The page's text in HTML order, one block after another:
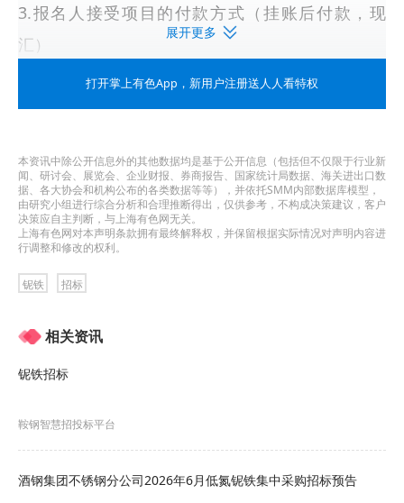
3.报名人接受项目的付款方式（挂账后付款，现
汇）
4.报名人应具有响应相应项目的能力。
5.报名人须为生产商或生产商指定授权的贸易商。
供应商须在上述时间范围内响应预告，登录电子
招投标系统（https://eps.jiugangbid.com/），未
注册供应商需首先完成注册后，点击对应采购预
告“我要报名”，填写相关信息。
2026年5月22日18时29分
五、交流反馈
1.报名人对本预告如有疑问的，可以向采购发布
联系人提出询问。联系人：毛玉兵，联系电话：
18709472500。
展开更多
打开掌上有色App ，新用户注册送人人看特权
本资讯中除公开信息外的其他数据均是基于公开信息（包括但不仅限于行业新
闻、研讨会、展览会、企业财报、券商报告、国家统计局数据、海关进出口数
据、各大协会和机构公布的各类数据等等），并依托SMM内部数据库模型，
由研究小组进行综合分析和合理推断得出，仅供参考，不构成决策建议，客户
决策应自主判断，与上海有色网无关。
上海有色网对本声明条款拥有最终解释权，并保留根据实际情况对声明内容进
行调整和修改的权利。
铌铁 招标
相关资讯
铌铁招标
鞍钢智慧招投标平台
酒钢集团不锈钢分公司2026年6月低氮铌铁集中采购招标预告